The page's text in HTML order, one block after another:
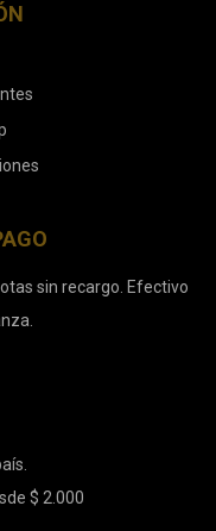
sin recargo. Efectivo
$ 2.000